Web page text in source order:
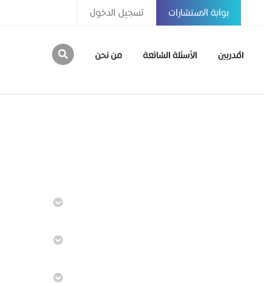
تسجيل الدخول بوابة الاستشارات
المدربين الأسئلة الشائعة من نحن